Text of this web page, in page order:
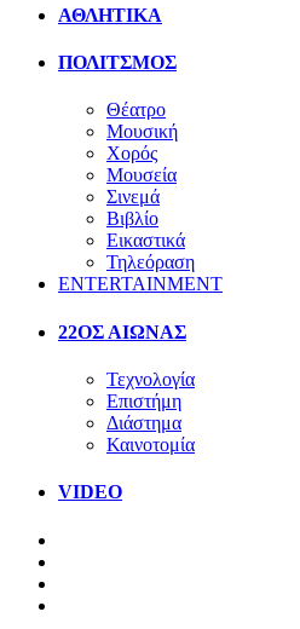
ΑΘΛΗΤΙΚΑ
ΠΟΛΙΤΣΜΟΣ
Θέατρο
Μουσική
Χορός
Μουσεία
Σινεμά
Βιβλίο
Εικαστικά
Τηλεόραση
ENTERTAINMENT
22ΟΣ ΑΙΩΝΑΣ
Τεχνολογία
Επιστήμη
Διάστημα
Καινοτομία
VIDEO